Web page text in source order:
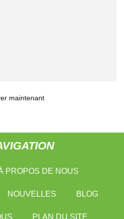
maintenant
PROPOS DE NOUS
NOUVELLES BLOG
PLAN DU SITE